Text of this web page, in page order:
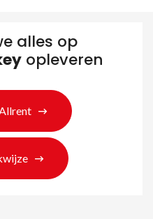
alles op
opleveren
producten